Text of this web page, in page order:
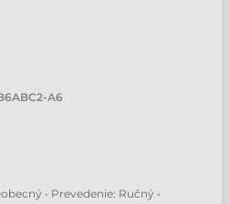
A6
• Prevedenie: Ručný •